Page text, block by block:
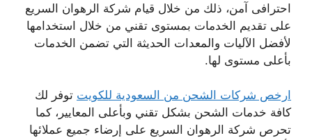
احترافى آمن، ذلك من خلال قيام شركة الرهوان السريع
على تقديم الخدمات بمستوى تقني من خلال استخدامها
لأفضل الآليات والمعدات الحديثة التي تضمن الخدمات
بأعلى مستوى لها.
ارخص شركات الشحن من السعودية للكويت توفر لك
كافة خدمات الشحن بشكل تقني وبأعلى المعايير، كما
تحرص شركة الرهوان السريع على إرضاء جميع عملائها